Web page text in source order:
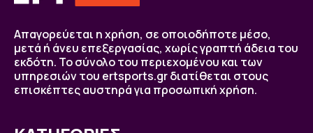
Απαγορεύεται η χρήση, σε οποιοδήποτε μέσο,
μετά ή άνευ επεξεργασίας, χωρίς γραπτή άδεια του
εκδότη. Το σύνολο του περιεχομένου και των
υπηρεσιών του ertsports.gr διατίθεται στους
επισκέπτες αυστηρά για προσωπική χρήση.